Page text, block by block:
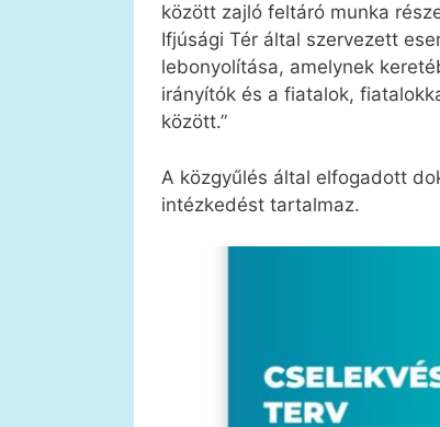
között zajló feltáró munka
Ifjúsági Tér által szervezett
lebonyolítása, amelynek
irányítók és a fiatalok,
között.”
A közgyűlés által elfogadott
intézkedést tartalmaz.